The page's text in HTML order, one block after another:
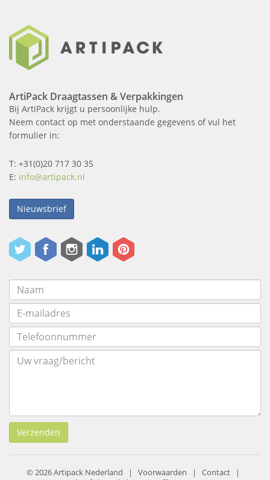
ArtiPack Draagtassen & Verpakkingen
Bij ArtiPack krijgt u persoonlijke hulp.
Neem contact op met onderstaande gegevens of vul het
formulier in:
T: +31(0)20 717 30 35
E: info@artipack.nl
Nieuwsbrief
Verzenden
© 2026 Artipack Nederland | Voorwaarden | Contact |